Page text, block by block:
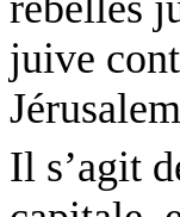
juive
Il s’agit